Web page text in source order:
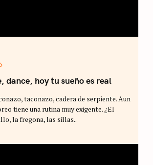
dance, hoy tu sueño es real
taconazo, cadera de serpiente. Aun
tiene una rutina muy exigente. ¿El
la fregona, las sillas..